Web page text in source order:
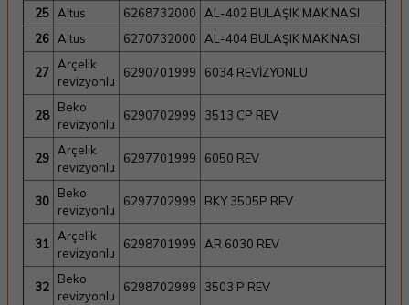
25 Altus 6268732000
AL-402 BULAŞIK MAKİNASI
26 Altus 6270732000 AL-404 BULAŞIK MAKİNASI
27
Arçelik
revizyonlu
6290701999 6034 REVİZYONLU
28
Beko
revizyonlu
6290702999 3513 CP REV
29
Arçelik
revizyonlu
6297701999 6050 REV
30
Beko
revizyonlu
6297702999 BKY 3505P REV
31
Arçelik
revizyonlu
6298701999 AR 6030 REV
32
Beko
revizyonlu
6298702999 3503 P REV